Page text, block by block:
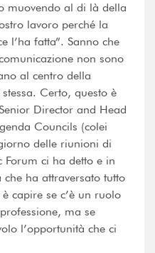
muovendo al di là della
lavoro perché la
l’ha fatta”. Sanno che
non sono
al centro della
Certo, questo è
Director and Head
Councils (colei
delle riunioni di
Forum ci ha detto e in
ha attraversato tutto
capire se c’è un ruolo
ma se
l’opportunità che ci